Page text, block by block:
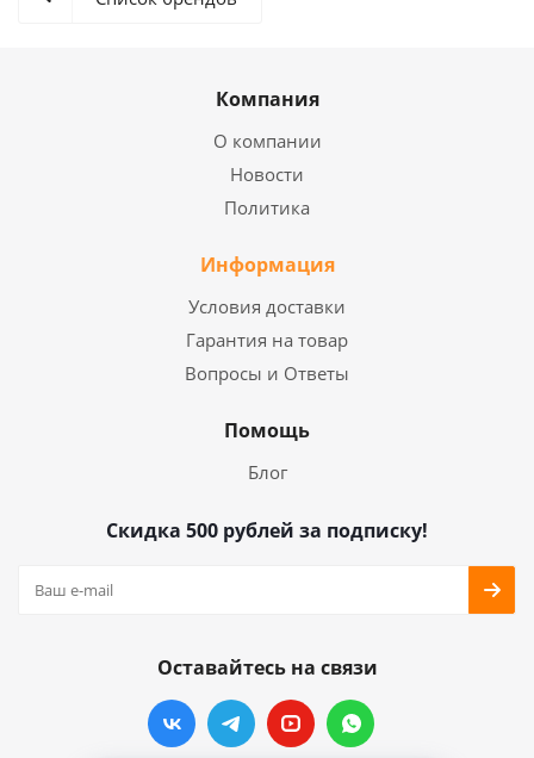
Компания
О компании
Новости
Политика
Информация
Условия доставки
Гарантия на товар
Вопросы и Ответы
Помощь
Блог
Скидка 500 рублей за подписку!
Оставайтесь на связи